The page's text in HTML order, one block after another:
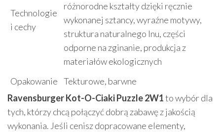
Technologie
i cechy
różnorodne kształty dzięki ręcznie
wykonanej sztancy, wyraźne motywy,
struktura naturalnego lnu, części
odporne na zginanie, produkcja z
materiałów ekologicznych
Opakowanie Tekturowe, barwne
Ravensburger Kot-O-Ciaki Puzzle 2W1to wybór dla
tych, którzy chcą połączyć dobrą zabawę z jakością
wykonania. Jeśli cenisz dopracowane elementy,